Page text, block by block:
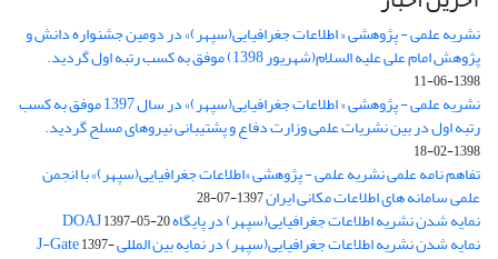
نشریه علمی - پژوهشی « اطلاعات جغرافیایی(سپهر)» در دومین جشنواره دانش و
پژوهش امام علی علیه السلام(شهریور 1398) موفق به کسب رتبه اول گردید.
1398-06-11
نشریه علمی - پژوهشی « اطلاعات جغرافیایی(سپهر)» در سال 1397 موفق به کسب
رتبه اول در بین نشریات علمی وزارت دفاع و پشتیبانی نیروهای مسلح گردید.
1398-02-18
تفاهم نامه علمی نشریه علمی - پژوهشی «اطلاعات جغرافیایی(سپهر)» با انجمن
علمی سامانه های اطلاعات مکانی ایران1397-07-28
نمایه شدن نشریه اطلاعات جغرافیایی(سپهر) در پایگاه DOAJ1397-05-20
نمایه شدن نشریه اطلاعات جغرافیایی(سپهر) در نمایه بین المللی J-Gate1397-